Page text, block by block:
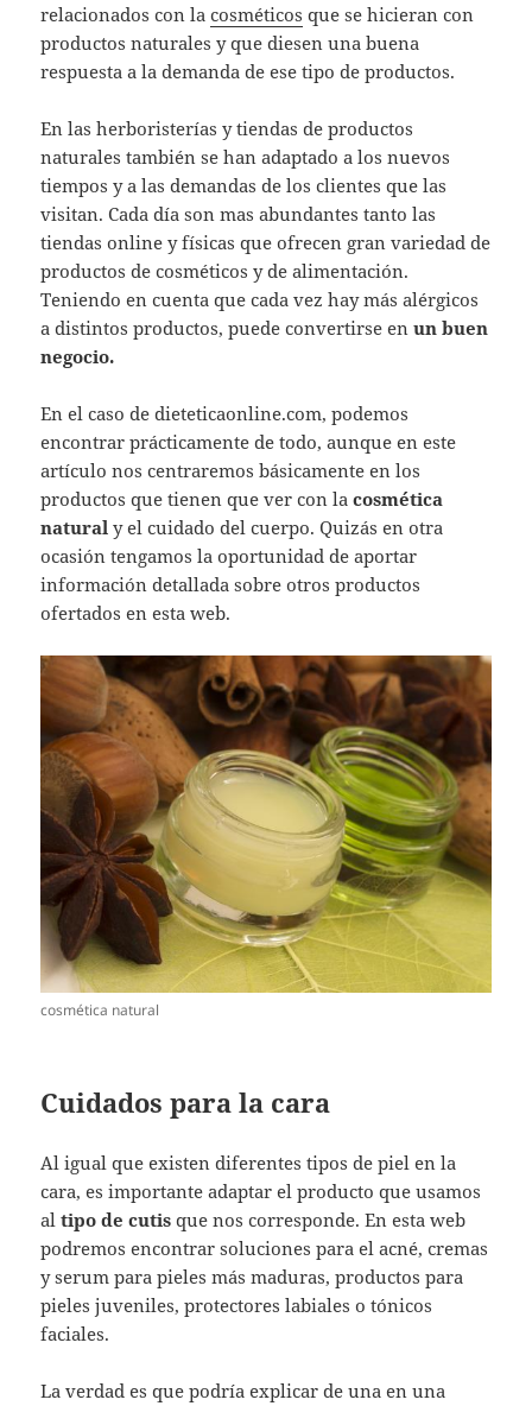
relacionados con lacosméticos que se hicieran con
productos naturales y que diesen una buena
respuesta a la demanda de ese tipo de productos.
En las herboristerías y tiendas de productos
naturales también se han adaptado a los nuevos
tiempos y a las demandas de los clientes que las
visitan. Cada día son mas abundantes tanto las
tiendas online y físicas que ofrecen gran variedad de
productos de cosméticos y de alimentación.
Teniendo en cuenta que cada vez hay más alérgicos
a distintos productos, puede convertirse enun buen
negocio.
En el caso de dieteticaonline.com, podemos
encontrar prácticamente de todo, aunque en este
artículo nos centraremos básicamente en los
productos que tienen que ver con lacosmética
natural y el cuidado del cuerpo. Quizás en otra
ocasión tengamos la oportunidad de aportar
información detallada sobre otros productos
ofertados en esta web.
cosmética natural
Cuidados para la cara
Al igual que existen diferentes tipos de piel en la
cara, es importante adaptar el producto que usamos
al tipo de cutis que nos corresponde. En esta web
podremos encontrar soluciones para el acné, cremas
y serum para pieles más maduras, productos para
pieles juveniles, protectores labiales o tónicos
faciales.
La verdad es que podría explicar de una en una